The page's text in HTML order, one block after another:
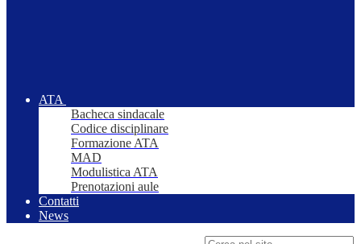
ATA
Bacheca sindacale
Codice disciplinare
Formazione ATA
MAD
Modulistica ATA
Prenotazioni aule
Contatti
News